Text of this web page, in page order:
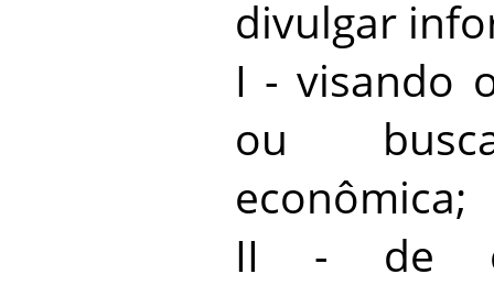
divulgar
I - visando
ou
econômica;
II - de